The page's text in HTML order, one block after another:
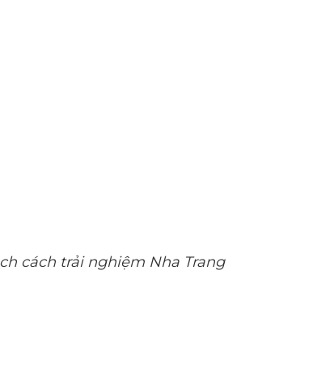
cách trải nghiệm Nha Trang